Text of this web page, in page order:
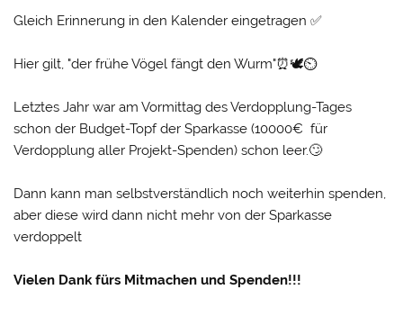
Gleich Erinnerung in den Kalender eingetragen ✅
Hier gilt, "der frühe Vögel fängt den Wurm"⏰🕊️⏲️
Letztes Jahr war am Vormittag des Verdopplung-Tages
schon der Budget-Topf der Sparkasse (10000€ für
Verdopplung aller Projekt-Spenden) schon leer.🙄
Dann kann man selbstverständlich noch weiterhin spenden,
aber diese wird dann nicht mehr von der Sparkasse
verdoppelt
Vielen Dank fürs Mitmachen und Spenden!!!